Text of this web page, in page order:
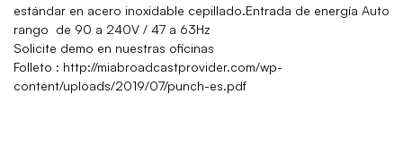
estándar en acero inoxidable cepillado.Entrada de energía Auto
rango de 90 a 240V / 47 a 63Hz
Solicite demo en nuestras oficinas
Folleto : http://miabroadcastprovider.com/wp-
content/uploads/2019/07/punch-es.pdf